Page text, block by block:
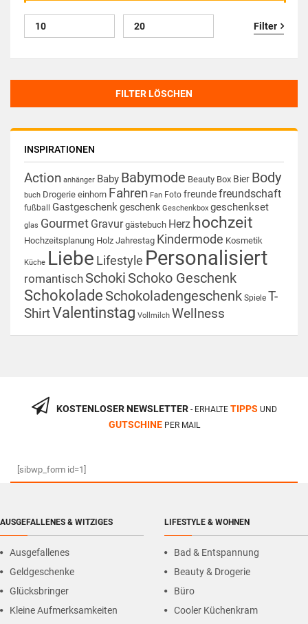
Filter
FILTER LÖSCHEN
INSPIRATIONEN
Action anhänger Baby Babymode Beauty Box Bier Body
buch Drogerie einhorn Fahren Fan Foto freundefreundschaft
fußball Gastgeschenkgeschenk Geschenkbox geschenkset
glas Gourmet Gravur gästebuch Herz hochzeit
Hochzeitsplanung Holz Jahrestag Kindermode Kosmetik
Küche Liebe Lifestyle Personalisiert
romantisch Schoki Schoko Geschenk
Schokolade Schokoladengeschenk Spiele T-
ShirtValentinstag Vollmilch Wellness
KOSTENLOSER NEWSLETTER- ERHALTE TIPPS UND
GUTSCHINEPER MAIL
[sibwp_form id=1]
AUSGEFALLENES & WITZIGES
Ausgefallenes
Geldgeschenke
Glücksbringer
Kleine Aufmerksamkeiten
LIFESTYLE & WOHNEN
Bad & Entspannung
Beauty & Drogerie
Büro
Cooler Küchenkram